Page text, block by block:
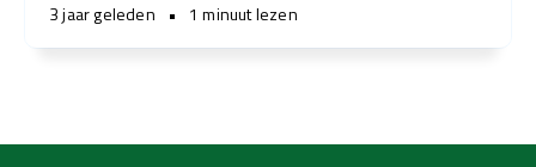
3 jaar geleden • 1 minuut lezen